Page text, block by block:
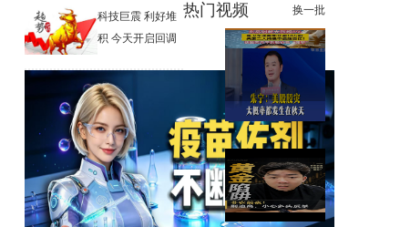
科技巨震 利好堆
积 今天开启回调
热门视频 换一批
兆易创新大涨超8%，葛卫东逆
势加仓逾18万股
朱宁：美股股灾大概率都发生
在秋天
黄金暴涨之后，今晚非农可能